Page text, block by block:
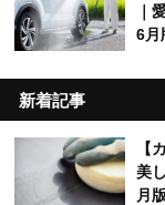
｜
6月
新着記事
【
美
月